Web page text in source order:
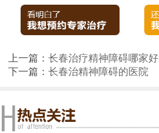
上一篇： 长春治疗精神障碍哪家好
下一篇： 长春治精神障碍的医院